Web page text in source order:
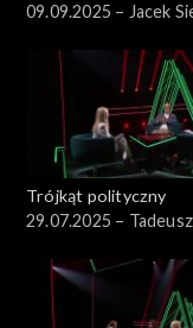
09.09.2025 – Jacek
Trójkąt polityczny
29.07.2025 – Tadeusz